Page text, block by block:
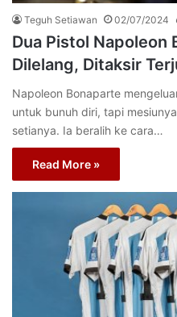
Teguh Setiawan 02/07/2024
Dua Pistol Napoleon
Dilelang, Ditaksir
Napoleon Bonaparte
untuk bunuh diri, tapi
setianya. Ia beralih ke cara…
Read More »